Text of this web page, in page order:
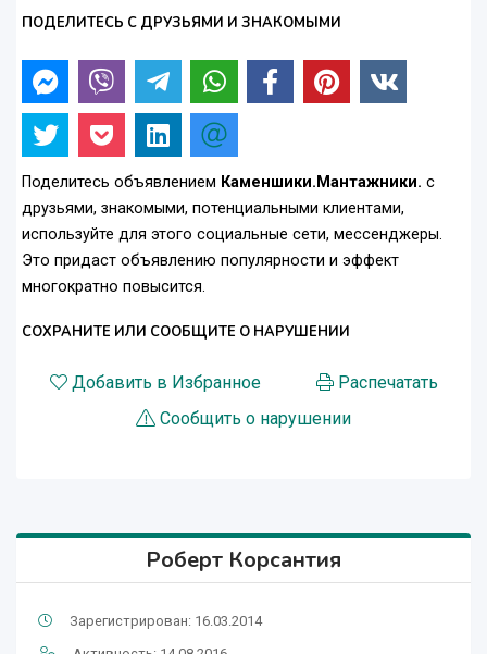
ПОДЕЛИТЕСЬ С ДРУЗЬЯМИ И ЗНАКОМЫМИ
Поделитесь объявлением Каменшики.Мантажники. с
друзьями, знакомыми, потенциальными клиентами,
используйте для этого социальные сети, мессенджеры.
Это придаст объявлению популярности и эффект
многократно повысится.
СОХРАНИТЕ ИЛИ СООБЩИТЕ О НАРУШЕНИИ
Добавить в Избранное
Распечатать
Сообщить о нарушении
Роберт Корсантия
Зарегистрирован: 16.03.2014